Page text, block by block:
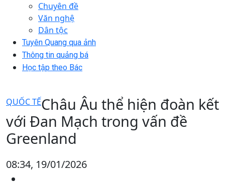
Chuyên đề
Văn nghệ
Dân tộc
Tuyên Quang qua ảnh
Thông tin quảng bá
Học tập theo Bác
QUỐC TẾChâu Âu thể hiện đoàn kết
với Đan Mạch trong vấn đề
Greenland
08:34, 19/01/2026